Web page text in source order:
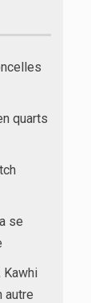
quarts
se
Kawhi
autre